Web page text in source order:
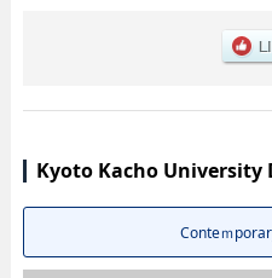
Kyoto Kacho University
Conteｍ